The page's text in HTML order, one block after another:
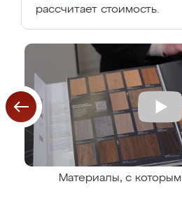
рассчитает стоимость.
Материалы, с